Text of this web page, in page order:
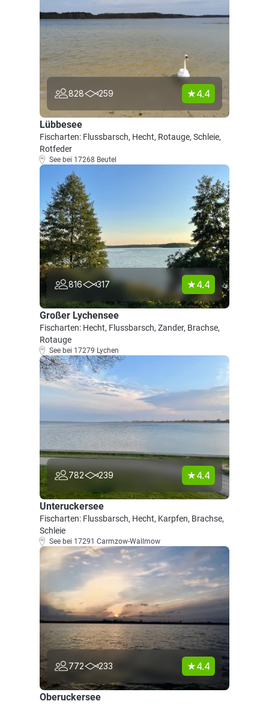
828 259 4.4
Lübbesee
Fischarten: Flussbarsch, Hecht, Rotauge, Schleie,
Rotfeder
See bei 17268 Beutel
816 317 4.4
Großer Lychensee
Fischarten: Hecht, Flussbarsch, Zander, Brachse,
Rotauge
See bei 17279 Lychen
782 239 4.4
Unteruckersee
Fischarten: Flussbarsch, Hecht, Karpfen, Brachse,
Schleie
See bei 17291 Carmzow-Wallmow
772 233 4.4
Oberuckersee